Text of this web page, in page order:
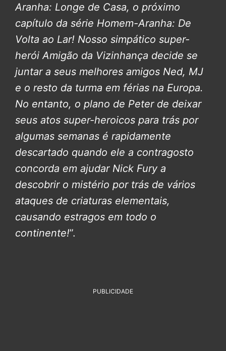
Aranha: Longe de Casa, o próximo
capítulo da série Homem-Aranha: De
Volta ao Lar! Nosso simpático super-
herói Amigão da Vizinhança decide se
juntar a seus melhores amigos Ned, MJ
e o resto da turma em férias na Europa.
No entanto, o plano de Peter de deixar
seus atos super-heroicos para trás por
algumas semanas é rapidamente
descartado quando ele a contragosto
concorda em ajudar Nick Fury a
descobrir o mistério por trás de vários
ataques de criaturas elementais,
causando estragos em todo o
continente!”.
PUBLICIDADE